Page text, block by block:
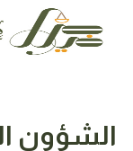
الشؤون